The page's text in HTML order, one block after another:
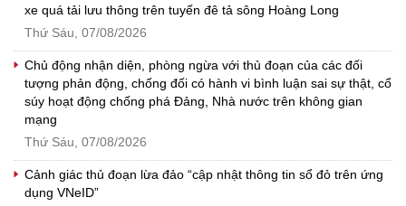
xe quá tải lưu thông trên tuyến đê tả sông Hoàng Long
Thứ Sáu, 07/08/2026
Chủ động nhận diện, phòng ngừa với thủ đoạn của các đối
tượng phản động, chống đối có hành vi bình luận sai sự thật, cổ
súy hoạt động chống phá Đảng, Nhà nước trên không gian
mạng
Thứ Sáu, 07/08/2026
Cảnh giác thủ đoạn lừa đảo “cập nhật thông tin sổ đỏ trên ứng
dụng VNeID”